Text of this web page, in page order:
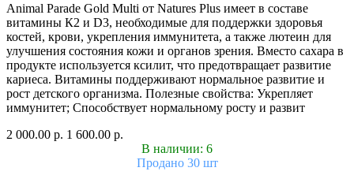
Animal Parade Gold Multi от Natures Plus имеет в составе
витамины К2 и D3, необходимые для поддержки здоровья
костей, крови, укрепления иммунитета, а также лютеин для
улучшения состояния кожи и органов зрения. Вместо сахара в
продукте используется ксилит, что предотвращает развитие
кариеса. Витамины поддерживают нормальное развитие и
рост детского организма. Полезные свойства: Укрепляет
иммунитет; Способствует нормальному росту и развит
2 000.00 р. 1 600.00 р.
В наличии: 6
Продано 30 шт